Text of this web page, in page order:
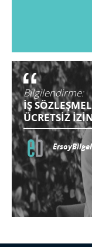
Bilgilendirme:
İŞ
ÜCRETSİZ